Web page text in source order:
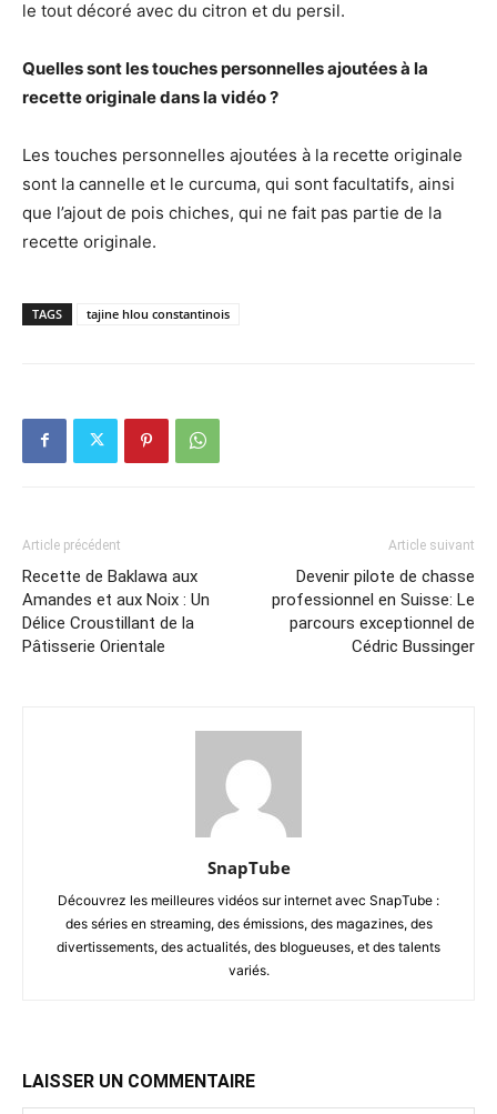
le tout décoré avec du citron et du persil.
Quelles sont les touches personnelles ajoutées à la
recette originale dans la vidéo ?
Les touches personnelles ajoutées à la recette originale
sont la cannelle et le curcuma, qui sont facultatifs, ainsi
que l’ajout de pois chiches, qui ne fait pas partie de la
recette originale.
TAGS tajine hlou constantinois
Article précédent
Recette de Baklawa aux
Amandes et aux Noix : Un
Délice Croustillant de la
Pâtisserie Orientale
Article suivant
Devenir pilote de chasse
professionnel en Suisse: Le
parcours exceptionnel de
Cédric Bussinger
SnapTube
Découvrez les meilleures vidéos sur internet avec SnapTube :
des séries en streaming, des émissions, des magazines, des
divertissements, des actualités, des blogueuses, et des talents
variés.
LAISSER UN COMMENTAIRE